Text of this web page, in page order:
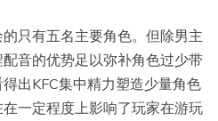
的只有五名主要角色。但除男主
音的优势足以弥补角色过少带
出KFC集中精力塑造少量角色
一定程度上影响了玩家在游玩